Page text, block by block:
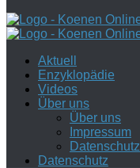
Aktuell
Enzyklopädie
Videos
Über uns
Über uns
Impressum
Datenschutz
Datenschutz